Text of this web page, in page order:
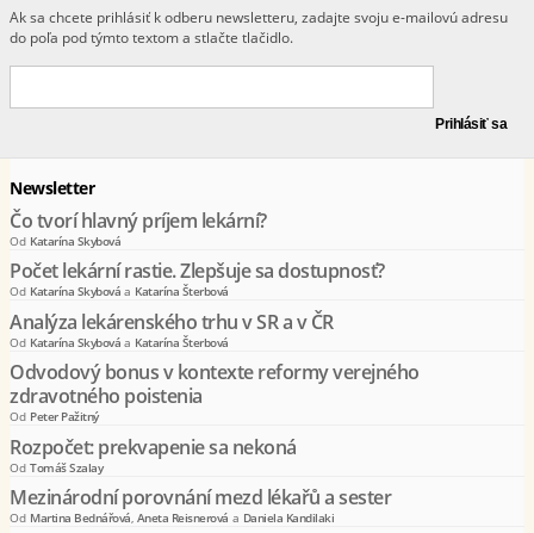
Ak sa chcete prihlásiť k odberu newsletteru, zadajte svoju e-mailovú adresu
do poľa pod týmto textom a stlačte tlačidlo.
Newsletter
Čo tvorí hlavný príjem lekární?
Od Katarína Skybová
Počet lekární rastie. Zlepšuje sa dostupnosť?
Od Katarína Skybová a Katarína Šterbová
Analýza lekárenského trhu v SR a v ČR
Od Katarína Skybová a Katarína Šterbová
Odvodový bonus v kontexte reformy verejného
zdravotného poistenia
Od Peter Pažitný
Rozpočet: prekvapenie sa nekoná
Od Tomáš Szalay
Mezinárodní porovnání mezd lékařů a sester
Od Martina Bednářová, Aneta Reisnerová a Daniela Kandilaki